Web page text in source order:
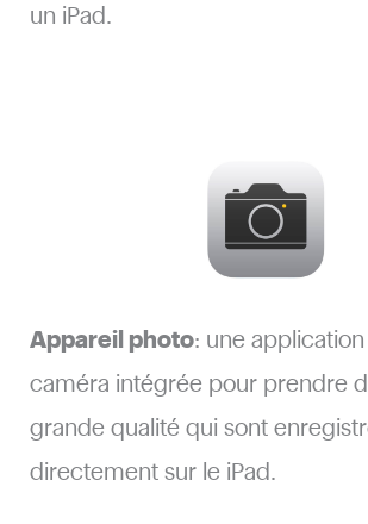
un iPad.
Appareil photo: une
caméra intégrée pour prendre
grande qualité qui sont
directement sur le iPad.